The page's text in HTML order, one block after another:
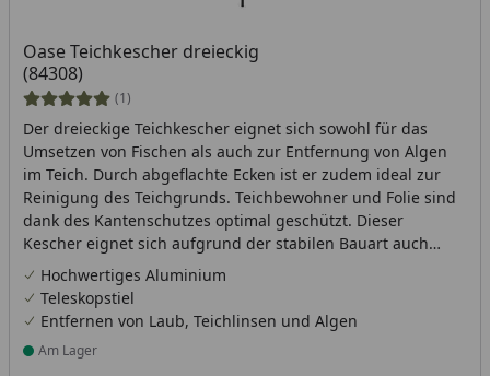
Oase Teichkescher dreieckig
(84308)
(1)
Der dreieckige Teichkescher eignet sich sowohl für das
Umsetzen von Fischen als auch zur Entfernung von Algen
im Teich. Durch abgeflachte Ecken ist er zudem ideal zur
Reinigung des Teichgrunds. Teichbewohner und Folie sind
dank des Kantenschutzes optimal geschützt. Dieser
Kescher eignet sich aufgrund der stabilen Bauart auch
hervorragend für den Einsatz als Laubkescher.
Hochwertiges Aluminium
Teleskopstiel
Entfernen von Laub, Teichlinsen und Algen
Produkt am Lager
Am Lager